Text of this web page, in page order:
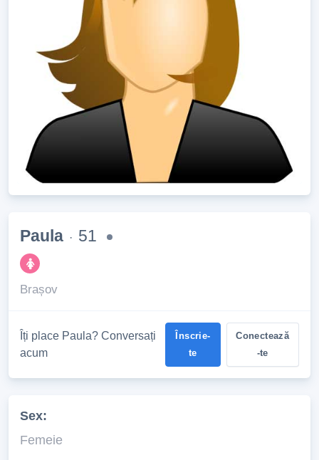
Paula · 51
Brașov
Îți place Paula? Conversați
acum
Înscrie-
te
Conectează
-te
Sex:
Femeie